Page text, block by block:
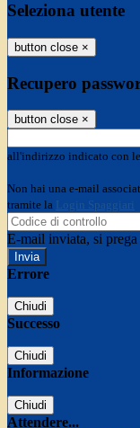
Seleziona utente
button close ×
Recupero
button close ×
all'indirizzo indicato con
Non hai una e-mail
tramite la Login Spaggiari
E-mail inviata, si
Errore
Chiudi
Successo
Chiudi
Informazione
Chiudi
Attendere...